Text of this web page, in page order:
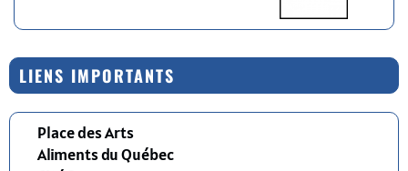
LIENS IMPORTANTS
Place des Arts
Aliments du Québec